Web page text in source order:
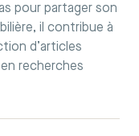
pour partager son
il contribue à
d’articles
recherches